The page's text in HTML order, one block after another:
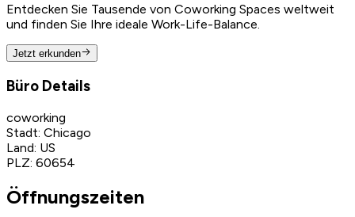
Entdecken Sie Tausende von Coworking Spaces weltweit
und finden Sie Ihre ideale Work-Life-Balance.
Jetzt erkunden
Büro Details
coworking
Stadt: Chicago
Land: US
PLZ: 60654
Öffnungszeiten